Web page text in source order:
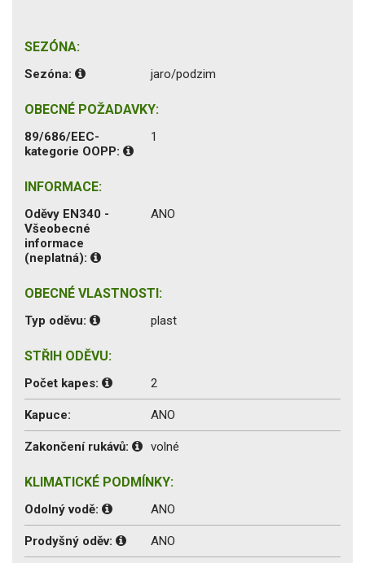
SEZÓNA:
Sezóna: jaro/podzim
OBECNÉ POŽADAVKY:
89/686/EEC-
kategorie OOPP:
1
INFORMACE:
Oděvy EN340 -
Všeobecné
informace
(neplatná):
ANO
OBECNÉ VLASTNOSTI:
Typ oděvu: plast
STŘIH ODĚVU:
Počet kapes: 2
Kapuce: ANO
Zakončení rukávů: volné
KLIMATICKÉ PODMÍNKY:
Odolný vodě: ANO
Prodyšný oděv: ANO